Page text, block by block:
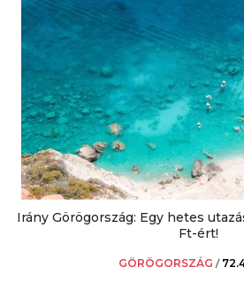
Irány Görögország: Egy hetes
Ft-ért!
GÖRÖGORSZÁG /